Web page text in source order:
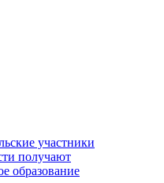
участники
получают
образование